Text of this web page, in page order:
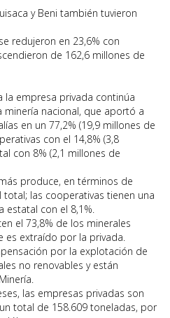
y Beni también tuvieron
redujeron en 23,6% con
de 162,6 millones de
la empresa privada continúa
nacional, que aportó a
en un 77,2% (19,9 millones de
con el 14,8% (3,8
con 8% (2,1 millones de
produce, en términos de
total; las cooperativas tienen una
estatal con el 8,1%.
el 73,8% de los minerales
es extraído por la privada.
por la explotación de
no renovables y están
las empresas privadas son
total de 158.609 toneladas, por